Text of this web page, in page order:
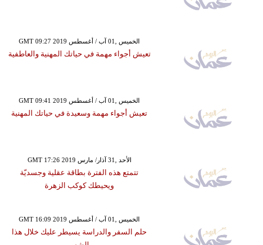
GMT 09:27 2019 الخميس ,01 آب / أغسطس
تعيش أجواء مهمة في حياتك المهنية والعاطفية
GMT 09:41 2019 الخميس ,01 آب / أغسطس
تعيش أجواء مهمة وسعيدة في حياتك المهنية
GMT 17:26 2019 الأحد ,31 آذار/ مارس
تتمتع هذه الفترة بطاقة عقلية وجسديّة
ويحيطك كوكب الزهرة
GMT 16:09 2019 الخميس ,01 آب / أغسطس
حلم السفر والدراسة يسيطر عليك خلال هذا